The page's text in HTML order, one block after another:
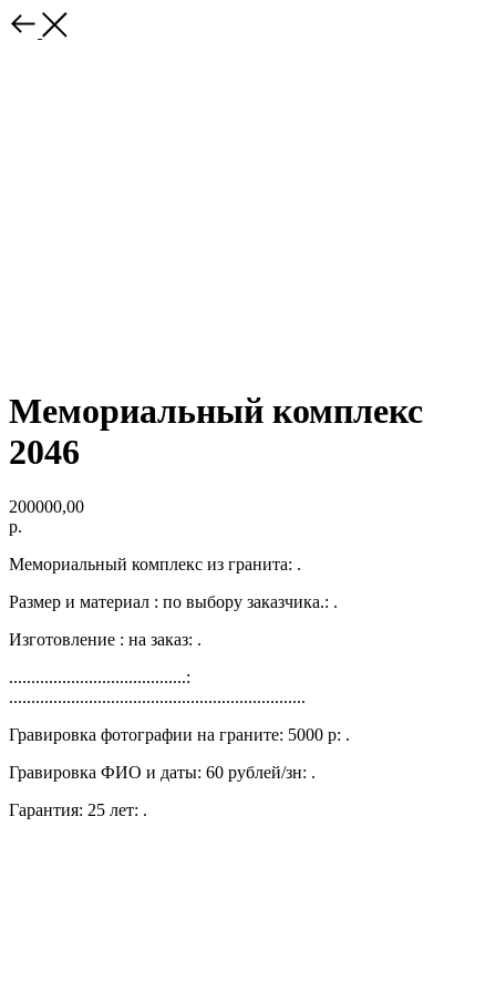
Мемориальный комплекс
2046
200000,00
р.
Мемориальный комплекс из гранита: .
Размер и материал : по выбору заказчика.: .
Изготовление : на заказ: .
........................................:
...................................................................
Гравировка фотографии на граните: 5000 р: .
Гравировка ФИО и даты: 60 рублей/зн: .
Гарантия: 25 лет: .